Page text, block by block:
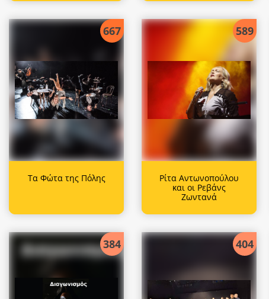
667
Τα Φώτα της Πόλης
589
Ρίτα Αντωνοπούλου
και οι Ρεβάνς
Ζωντανά
384 404